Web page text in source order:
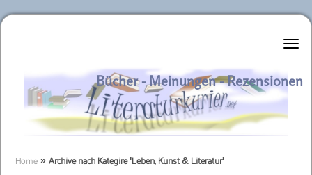
Literaturkurier.net
Bücher - Meinungen - Rezensionen
Home » Archive nach Kategire 'Leben, Kunst & Literatur'